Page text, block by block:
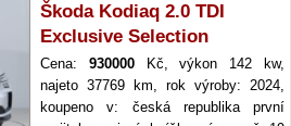
Škoda Kodiaq 2.0 TDI
Exclusive Selection
Cena: 930000Kč, výkon 142 kw,
najeto 37769 km, rok výroby: 2024,
koupeno v: česká republika první